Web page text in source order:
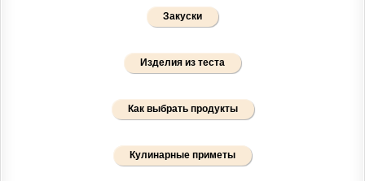
Закуски
Изделия из теста
Как выбрать продукты
Кулинарные приметы